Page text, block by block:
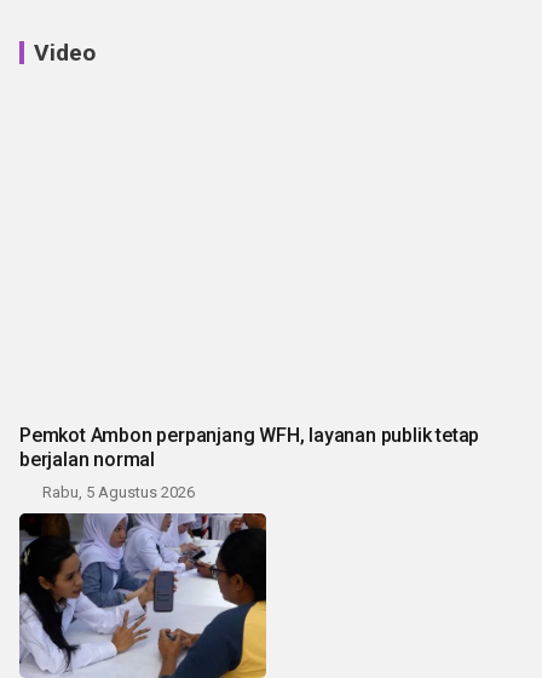
Video
Pemkot Ambon perpanjang WFH, layanan publik tetap
berjalan normal
Rabu, 5 Agustus 2026